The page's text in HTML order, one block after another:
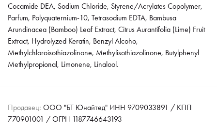
Cocamide DEA, Sodium Chloride, Styrene/Acrylates Copolymer,
Parfum, Polyquaternium-10, Tetrasodium EDTA, Bambusa
Arundinacea (Bamboo) Leaf Extract, Citrus Aurantifolia (Lime) Fruit
Extract, Hydrolyzed Keratin, Benzyl Alcoho,
Methylchloroisothiazolinone, Methylisothiazolinone, Butylphenyl
Methylpropional, Limonene, Linalool.
Продавец: ООО "БТ Юнайтед" ИНН 9709033891 / КПП
770901001 / ОГРН 1187746643193